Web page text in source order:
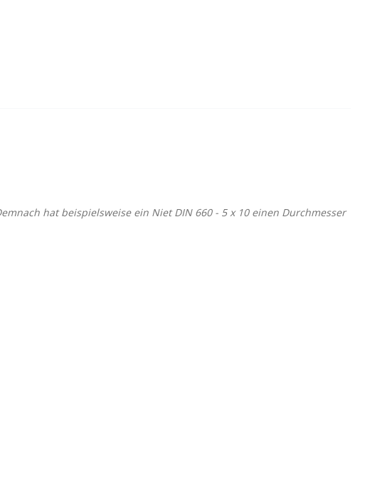
hat beispielsweise ein Niet DIN 660 - 5 x 10 einen Durchmesser